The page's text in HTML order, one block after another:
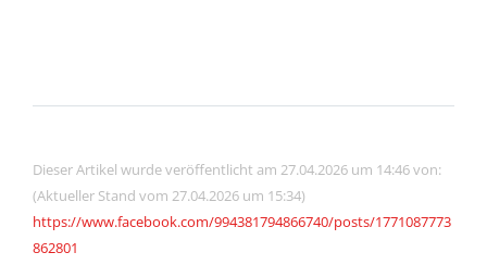
Dieser Artikel wurde veröffentlicht am 27.04.2026 um 14:46 von:
(Aktueller Stand vom 27.04.2026 um 15:34)
https://www.facebook.com/994381794866740/posts/1771087773
862801